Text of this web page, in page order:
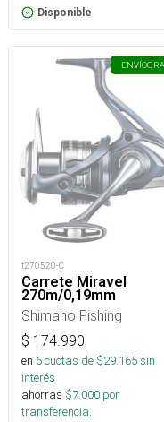
Disponible
ENVÍO
t270520-C
Carrete Miravel
270m/0,19mm
Shimano Fishing
$ 174.990
en 6cuotas de $29.165sin
interés
ahorras $7.000 por
transferencia.